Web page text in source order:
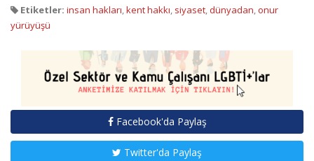
Etiketler: insan hakları,kent hakkı, siyaset,dünyadan,onur
yürüyüşü
Facebook'da Paylaş
Twitter'da Paylaş